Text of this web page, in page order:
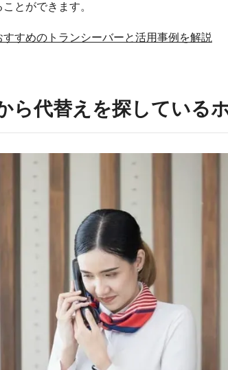
とができます。
すめのトランシーバーと活用事例を解説
ら代替えを探している